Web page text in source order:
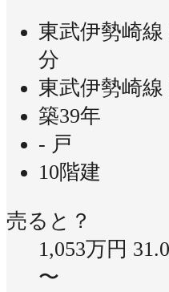
東武伊勢崎
分
東武伊勢崎
築39年
- 戸
10階建
売ると？
1,053万円
〜